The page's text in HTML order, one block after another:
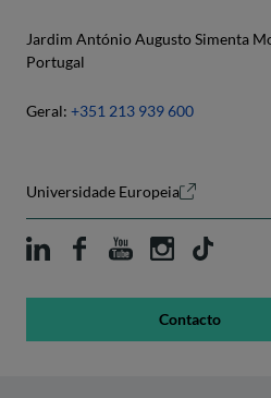
Jardim António Augusto Simenta
Portugal
Geral: +351 213 939 600
Universidade Europeia
Contacto